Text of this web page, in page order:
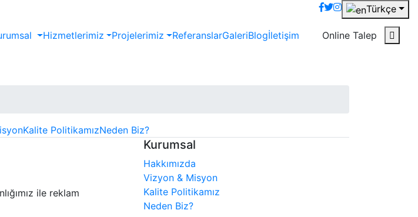
Türkçe
Hizmetlerimiz Projelerimiz ReferanslarGaleriBlogİletişim Online Talep
Kalite PolitikamızNeden Biz?
ile reklam
Kurumsal
Hakkımızda
Vizyon & Misyon
Kalite Politikamız
Neden Biz?